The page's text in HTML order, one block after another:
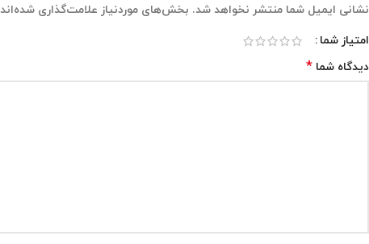
نشانی ایمیل شما منتشر نخواهد شد. بخش‌های موردنیاز علامت‌گذاری شده‌اند
امتیاز شما
دیدگاه شما *